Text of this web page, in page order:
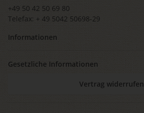
+49 50 42 50 69 80
Telefax: + 49 5042 50698-29
Informationen
Gesetzliche Informationen
Vertrag widerrufen